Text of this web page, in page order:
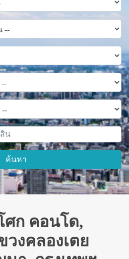
ค้นหา
ก คอนโด,
งคลองเตย